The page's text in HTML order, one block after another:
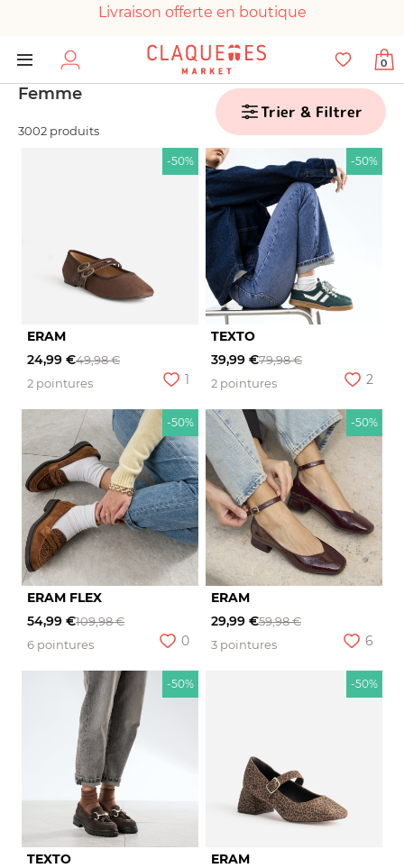
Livraison offerte en boutique
Paiement 100% sécurisé
Chaussures garanties en parfait état
0
Femme
3002 produits
Trier & Filtrer
-50%
ERAM
24,99 €49,98 €
2 pointures
1
-50%
TEXTO
39,99 €79,98 €
2 pointures
2
-50%
ERAM FLEX
54,99 €109,98 €
6 pointures
0
-50%
ERAM
29,99 €59,98 €
3 pointures
6
-50%
TEXTO
-50%
ERAM